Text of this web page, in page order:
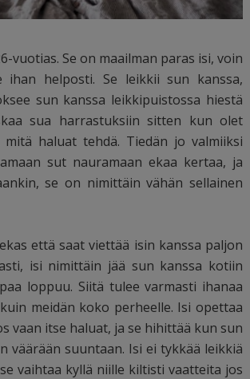
vuotias. Se on maailman paras isi, voin
ihan helposti. Se leikkii sun kanssa,
sun kanssa leikkipuistossa hiestä
sua harrastuksiin sitten kun olet
haluat tehdä. Tiedän jo valmiiksi
sut nauramaan ekaa kertaa, ja
se on nimittäin vähän sellainen
että saat viettää isin kanssa paljon
isi nimittäin jää sun kanssa kotiin
loppuu. Siitä tulee varmasti ihanaa
meidän koko perheelle. Isi opettaa
vaan itse haluat, ja se hihittää kun sun
väärään suuntaan. Isi ei tykkää leikkiä
vaihtaa kyllä niille kiltisti vaatteita jos